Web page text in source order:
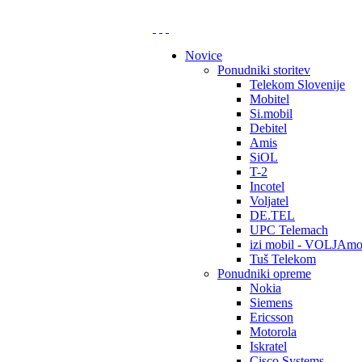
Novice
Ponudniki storitev
Telekom Slovenije
Mobitel
Si.mobil
Debitel
Amis
SiOL
T-2
Incotel
Voljatel
DE.TEL
UPC Telemach
izi mobil -
Tuš Telekom
Ponudniki opreme
Nokia
Siemens
Ericsson
Motorola
Iskratel